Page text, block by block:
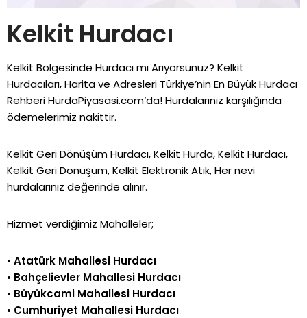
Kelkit Hurdacı
Kelkit Bölgesinde Hurdacı mı Arıyorsunuz? Kelkit
Hurdacıları, Harita ve Adresleri Türkiye’nin En Büyük Hurdacı
RehberiHurdaPiyasasi.com‘da! Hurdalarınız karşılığında
ödemelerimiz nakittir.
Kelkit Geri Dönüşüm Hurdacı, Kelkit Hurda, Kelkit Hurdacı,
Kelkit Geri Dönüşüm, Kelkit Elektronik Atık, Her nevi
hurdalarınız değerinde alınır.
Hizmet verdiğimiz Mahalleler;
• Atatürk Mahallesi Hurdacı
• Bahçelievler Mahallesi Hurdacı
• Büyükcami Mahallesi Hurdacı
• Cumhuriyet Mahallesi Hurdacı